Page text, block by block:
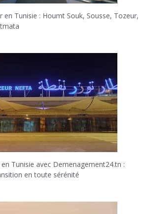
en Tunisie : Houmt Souk, Sousse, Tozeur,
Tunisie avec Demenagement24.tn :
en toute sérénité